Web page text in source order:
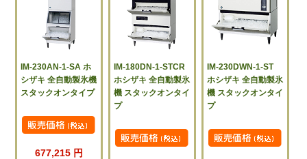
IM-230AN-1-SA ホ
シザキ 全自動製氷機
スタックオンタイプ
677,215 円
IM-180DN-1-STCR
ホシザキ 全自動製氷
機 スタックオンタイ
プ
IM-230DWN-1-ST
ホシザキ 全自動製氷
機 スタックオンタイ
プ